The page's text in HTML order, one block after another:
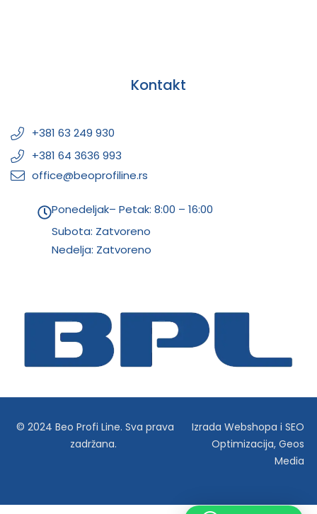
Kontakt
+381 63 249 930
+381 64 3636 993
office@beoprofiline.rs
Ponedeljak– Petak: 8:00 – 16:00
Subota: Zatvoreno
Nedelja: Zatvoreno
© 2024 Beo Profi Line. Sva prava
zadržana.
Izrada Webshopa iSEO
Optimizacija,Geos
Media